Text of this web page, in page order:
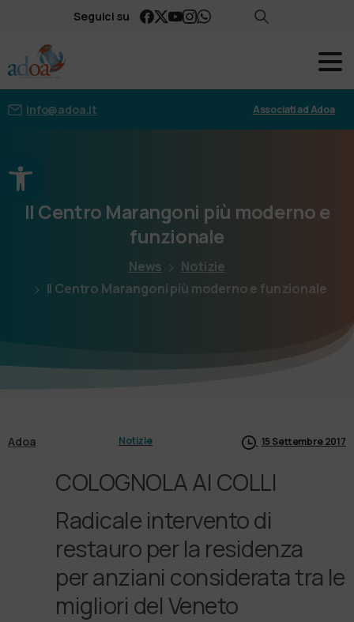
Apri la barra degli strumenti
Seguici su
info@adoa.it Associati ad Adoa
Il Centro Marangoni più modernoe
funzionale
News
Notizie
Il Centro Marangoni più moderno e funzionale
Adoa Notizie 15 Settembre 2017
COLOGNOLA AI COLLI
Radicale intervento di
restauro per la residenza
per anziani considerata tra le
migliori del Veneto